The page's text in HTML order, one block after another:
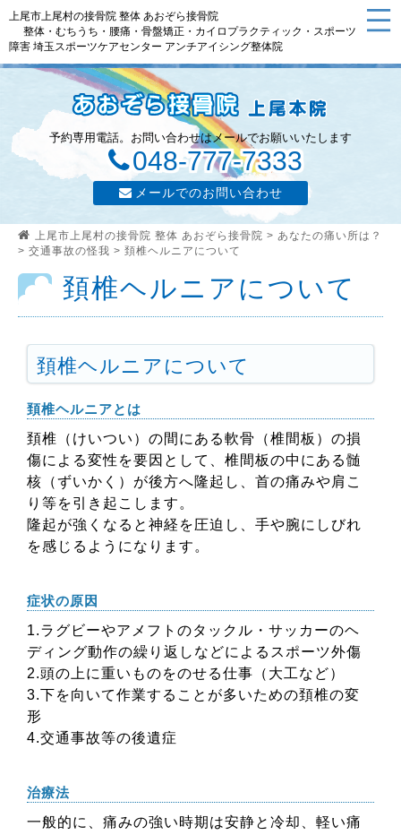
上尾市上尾村の接骨院 整体 あおぞら接骨院
整体・むちうち・腰痛・骨盤矯正・カイロプラクティック・スポーツ
障害 埼玉スポーツケアセンター アンチアイシング整体院
予約専用電話。お問い合わせはメールでお願いいたします
048-777-7333
メールでのお問い合わせ
上尾市上尾村の接骨院 整体 あおぞら接骨院 > あなたの痛い所は？
> 交通事故の怪我 > 頚椎ヘルニアについて
頚椎ヘルニアについて
頚椎ヘルニアについて
頚椎ヘルニアとは
頚椎（けいつい）の間にある軟骨（椎間板）の損
傷による変性を要因として、椎間板の中にある髄
核（ずいかく）が後方へ隆起し、首の痛みや肩こ
り等を引き起こします。
隆起が強くなると神経を圧迫し、手や腕にしびれ
を感じるようになります。
症状の原因
1.ラグビーやアメフトのタックル・サッカーのヘ
ディング動作の繰り返しなどによるスポーツ外傷
2.頭の上に重いものをのせる仕事（大工など）
3.下を向いて作業することが多いための頚椎の変
形
4.交通事故等の後遺症
治療法
一般的に、痛みの強い時期は安静と冷却、軽い痛